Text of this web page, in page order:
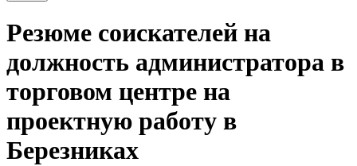
Резюме соискателей на
должность администратора в
торговом центре на
проектную работу в
Березниках